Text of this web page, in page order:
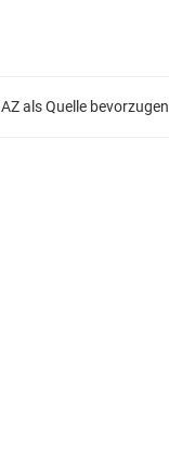
AZ als Quelle bevorzugen